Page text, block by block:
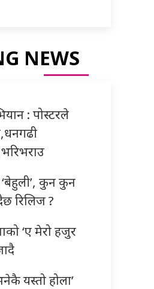
NEWS
: पोस्टरले
कुन कुन
रिलिज ?
‘ए मेरो हजुर
यस्तो होला’